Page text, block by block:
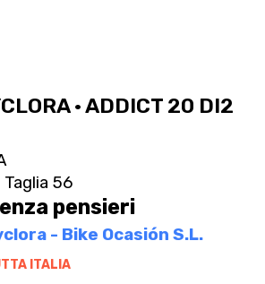
· ADDICT 20 DI2
56
pensieri
- Bike Ocasión S.L.
ITALIA